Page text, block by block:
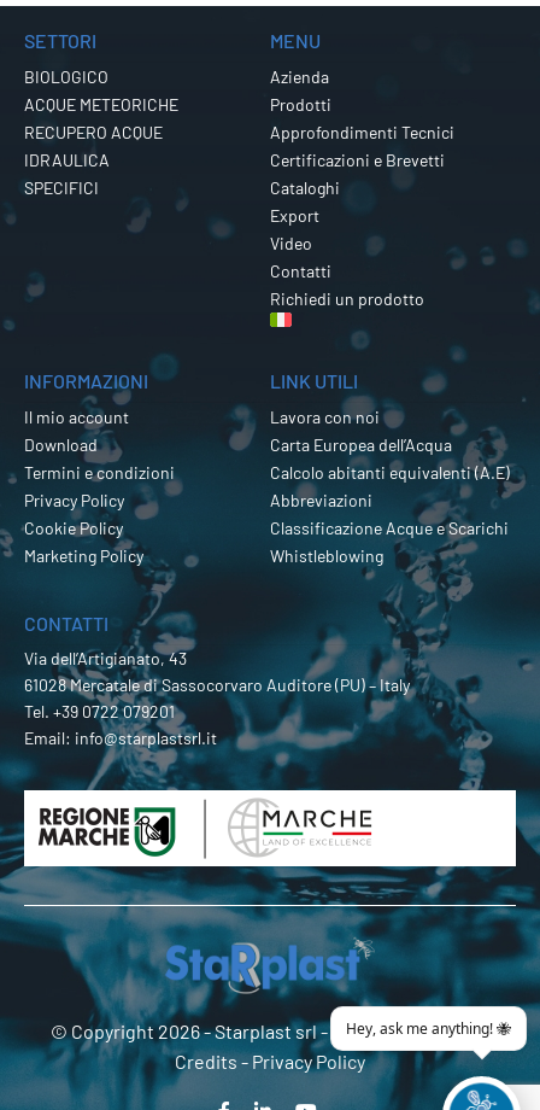
SETTORI
BIOLOGICO
ACQUE METEORICHE
RECUPERO ACQUE
IDRAULICA
SPECIFICI
MENU
Azienda
Prodotti
Approfondimenti Tecnici
Certificazioni e Brevetti
Cataloghi
Export
Video
Contatti
Richiedi un prodotto
INFORMAZIONI
Il mio account
Download
Termini e condizioni
Privacy Policy
Cookie Policy
Marketing Policy
LINK UTILI
Lavora con noi
Carta Europea dell’Acqua
Calcolo abitanti equivalenti (A.E)
Abbreviazioni
Classificazione Acque e Scarichi
Whistleblowing
CONTATTI
Via dell’Artigianato, 43
61028 Mercatale di Sassocorvaro Auditore (PU) – Italy
Tel. +39 0722 079201
Email: info@starplastsrl.it
© Copyright 2026 -Starplast srl- P.Iva 02274180419 -
Credits - Privacy Policy